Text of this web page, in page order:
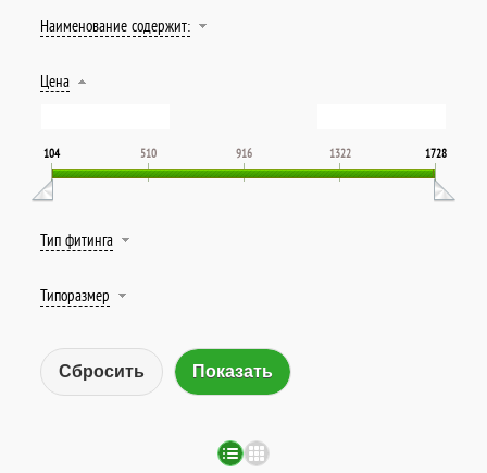
Наименование содержит:
Цена
104 510 916 1322 1728
Тип фитинга
Типоразмер
Сбросить